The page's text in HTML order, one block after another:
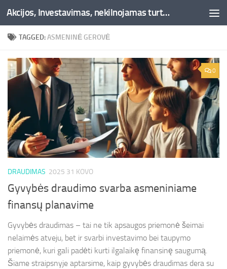
Skip to content Akcijos, Investavimas, nekilnojamas turtas, kriptovaliutos - Besociai.lt
TAGGED:ASMENINĖ GEROVĖ
0
DRAUDIMAS 2025 31 KOVO
Gyvybės draudimo svarba asmeniniame
finansų planavime
Gyvybės draudimas – tai ne tik apsaugos priemonė šeimai
nelaimės atveju, bet ir svarbi investavimo bei taupymo
priemonė, kuri gali padėti kurti ilgalaikę finansinę saugumą.
Šiame straipsnyje aptarsime, kaip gyvybės draudimas dera su